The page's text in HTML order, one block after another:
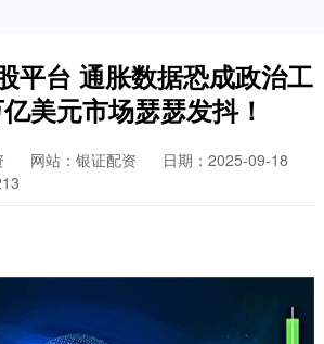
平台 通胀数据恐成政治工
美元市场瑟瑟发抖！
网站：银证配资
日期：2025-09-18